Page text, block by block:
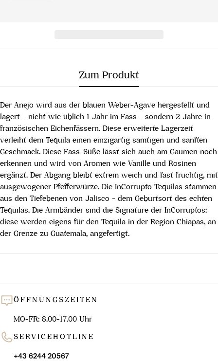
Zum Produkt
Der Anejo wird aus der blauen Weber-Agave hergestellt und
lagert - nicht wie üblich 1 Jahr im Fass - sondern 2 Jahre in
französischen Eichenfässern. Diese erweiterte Lagerzeit
verleiht dem Tequila einen einzigartig samtigen und sanften
Geschmack. Diese Fass-Süße lässt sich auch am Gaumen noch
erkennen und wird von Aromen wie Vanille und Rosinen
ergänzt. Der Abgang bleibt extrem weich und fast fruchtig, mit
ausgewogener Pfefferwürze. Die InCorrupto Tequilas stammen
aus den Tiefebenen von Jalisco - dem Geburtsort des echten
Tequilas. Die Armbänder sind die Signature der InCorruptos:
diese werden eigens für den Tequila in der Region Chiapas, an
der Grenze zu Guatemala, angefertigt.
ÖFFNUNGSZEITEN
MO-FR: 8.00-17.00 Uhr
SERVICEHOTLINE
+43 6244 20567